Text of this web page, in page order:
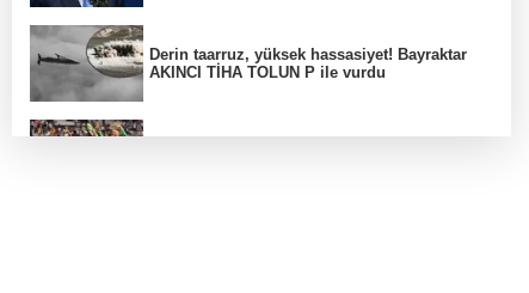
Derin taarruz, yüksek hassasiyet! Bayraktar
AKINCI TİHA TOLUN P ile vurdu